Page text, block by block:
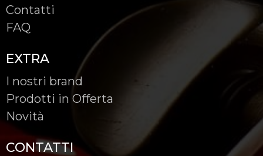
Contatti
FAQ
EXTRA
I nostri brand
Prodotti in Offerta
Novità
CONTATTI